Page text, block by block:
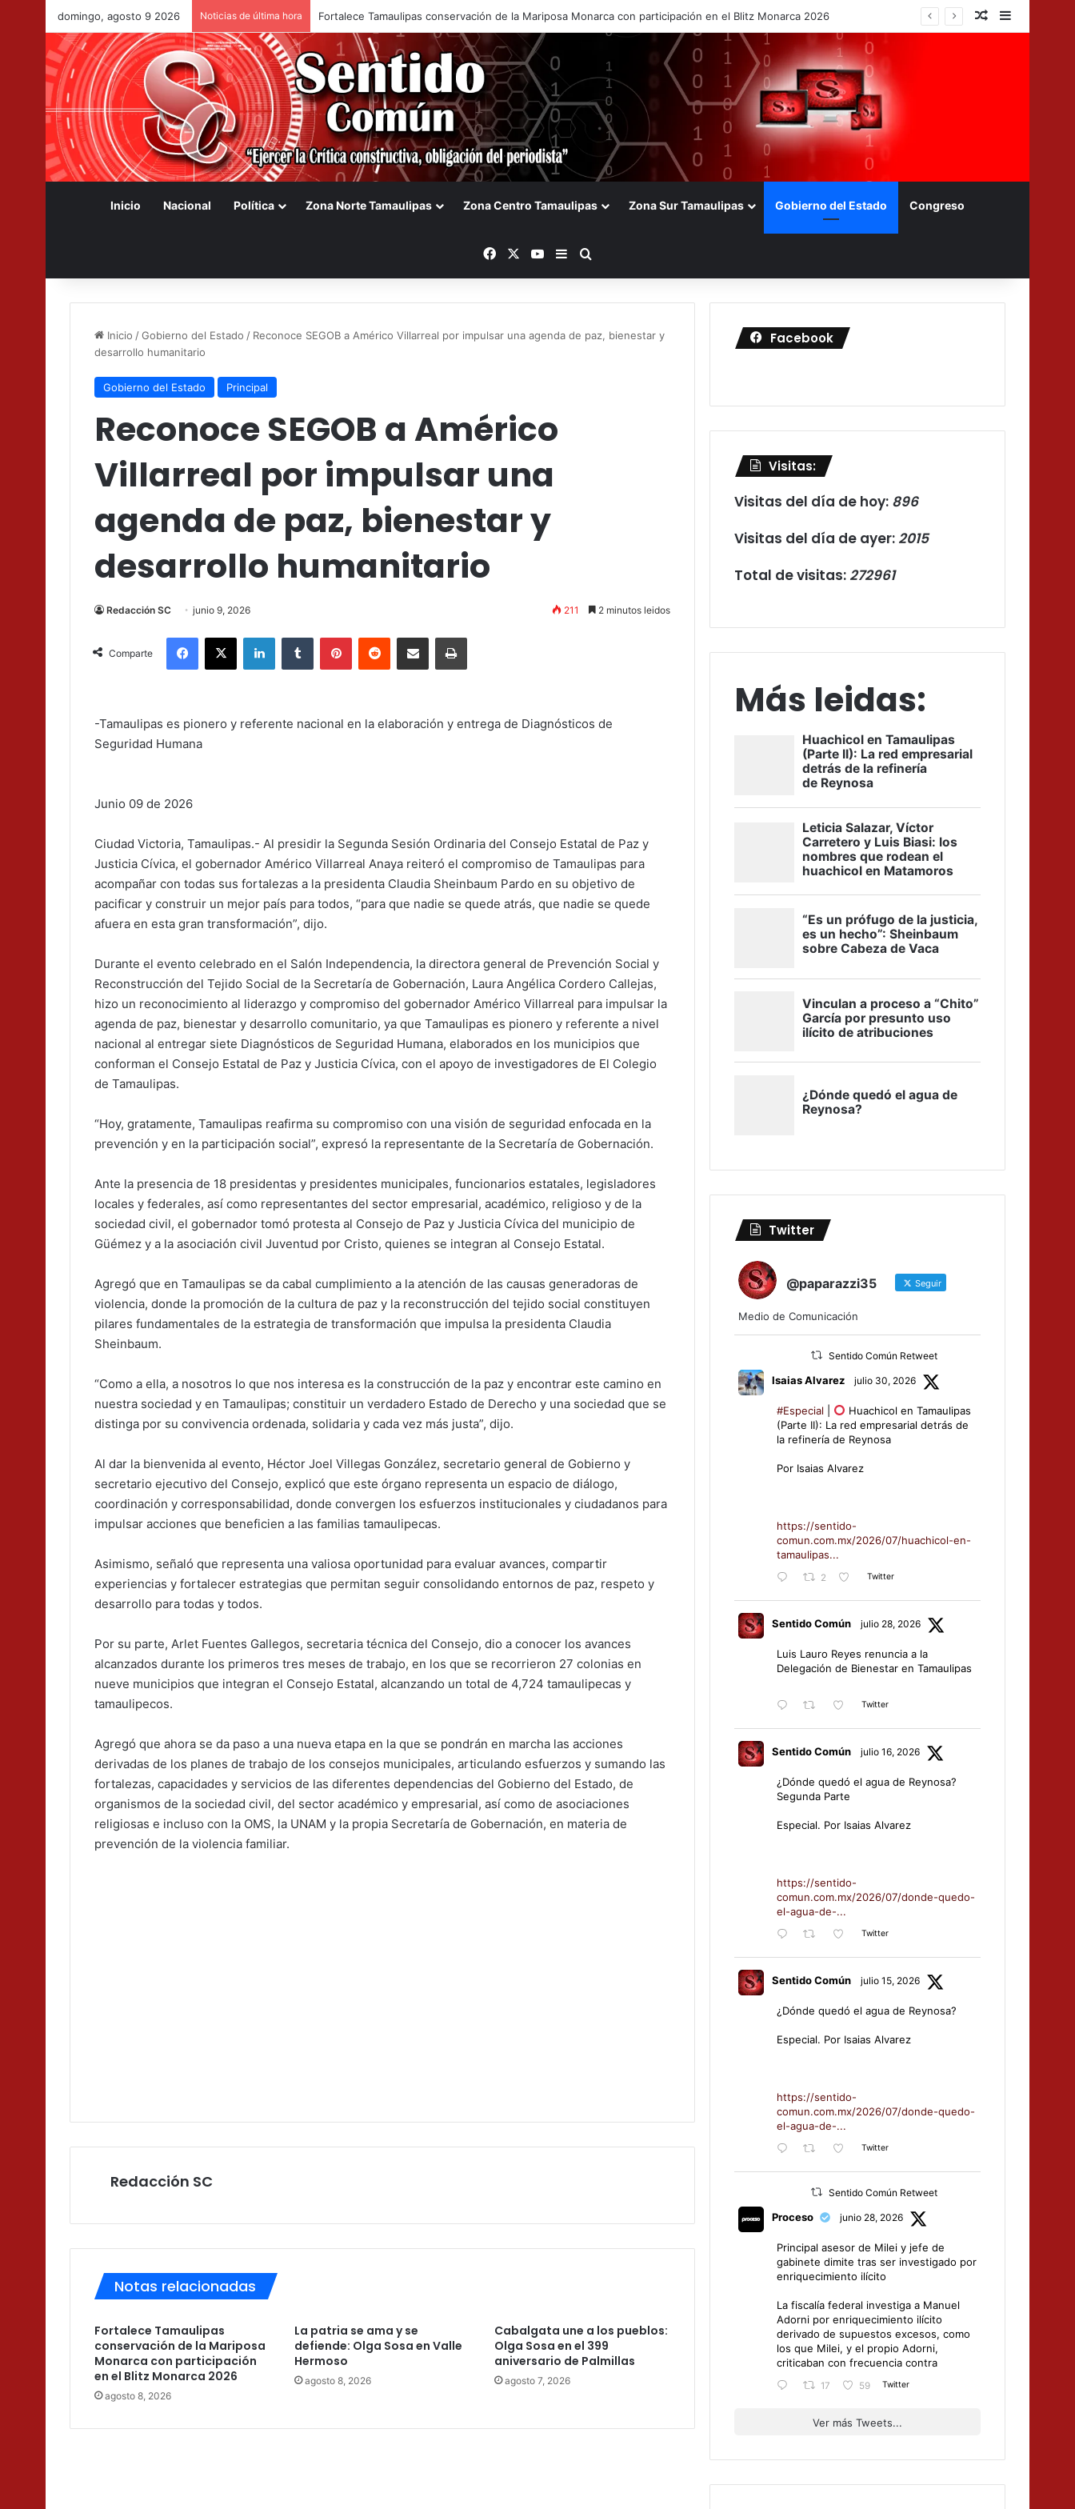
domingo, agosto 9 2026 Noticias de última hora Mantienen acciones para el Renacimiento de Matamoros Nota aleatoria
Barra
Inicio Nacional Política Zona Norte Tamaulipas Zona Centro Tamaulipas Zona Sur Tamaulipas Gobierno del Estado Congreso
FacebookYouTubeBarra lateral
Inicio /Gobierno del Estado / Reconoce SEGOB a Américo Villarreal por impulsar una agenda de paz, bienestar y
desarrollo humanitario
Gobierno del Estado Principal
Reconoce SEGOB a Américo
Villarreal por impulsar una
agenda de paz, bienestar y
desarrollo humanitario
Redacción SC junio 9, 2026 211 2 minutos leidos
Comparte
Facebook
X LinkedInTumblr PinterestReddit Compartir vía email Imprimir
-Tamaulipas es pionero y referente nacional en la elaboración y entrega de Diagnósticos de
Seguridad Humana
Junio 09 de 2026
Ciudad Victoria, Tamaulipas.- Al presidir la Segunda Sesión Ordinaria del Consejo Estatal de Paz y
Justicia Cívica, el gobernador Américo Villarreal Anaya reiteró el compromiso de Tamaulipas para
acompañar con todas sus fortalezas a la presidenta Claudia Sheinbaum Pardo en su objetivo de
pacificar y construir un mejor país para todos, “para que nadie se quede atrás, que nadie se quede
afuera en esta gran transformación”, dijo.
Durante el evento celebrado en el Salón Independencia, la directora general de Prevención Social y
Reconstrucción del Tejido Social de la Secretaría de Gobernación, Laura Angélica Cordero Callejas,
hizo un reconocimiento al liderazgo y compromiso del gobernador Américo Villarreal para impulsar la
agenda de paz, bienestar y desarrollo comunitario, ya que Tamaulipas es pionero y referente a nivel
nacional al entregar siete Diagnósticos de Seguridad Humana, elaborados en los municipios que
conforman el Consejo Estatal de Paz y Justicia Cívica, con el apoyo de investigadores de El Colegio
de Tamaulipas.
“Hoy, gratamente, Tamaulipas reafirma su compromiso con una visión de seguridad enfocada en la
prevención y en la participación social”, expresó la representante de la Secretaría de Gobernación.
Ante la presencia de 18 presidentas y presidentes municipales, funcionarios estatales, legisladores
locales y federales, así como representantes del sector empresarial, académico, religioso y de la
sociedad civil, el gobernador tomó protesta al Consejo de Paz y Justicia Cívica del municipio de
Güémez y a la asociación civil Juventud por Cristo, quienes se integran al Consejo Estatal.
Agregó que en Tamaulipas se da cabal cumplimiento a la atención de las causas generadoras de
violencia, donde la promoción de la cultura de paz y la reconstrucción del tejido social constituyen
pilares fundamentales de la estrategia de transformación que impulsa la presidenta Claudia
Sheinbaum.
“Como a ella, a nosotros lo que nos interesa es la construcción de la paz y encontrar este camino en
nuestra sociedad y en Tamaulipas; constituir un verdadero Estado de Derecho y una sociedad que se
distinga por su convivencia ordenada, solidaria y cada vez más justa”, dijo.
Al dar la bienvenida al evento, Héctor Joel Villegas González, secretario general de Gobierno y
secretario ejecutivo del Consejo, explicó que este órgano representa un espacio de diálogo,
coordinación y corresponsabilidad, donde convergen los esfuerzos institucionales y ciudadanos para
impulsar acciones que beneficien a las familias tamaulipecas.
Asimismo, señaló que representa una valiosa oportunidad para evaluar avances, compartir
experiencias y fortalecer estrategias que permitan seguir consolidando entornos de paz, respeto y
desarrollo para todas y todos.
Por su parte, Arlet Fuentes Gallegos, secretaria técnica del Consejo, dio a conocer los avances
alcanzados durante los primeros tres meses de trabajo, en los que se recorrieron 27 colonias en
nueve municipios que integran el Consejo Estatal, alcanzando un total de 4,724 tamaulipecas y
tamaulipecos.
Agregó que ahora se da paso a una nueva etapa en la que se pondrán en marcha las acciones
derivadas de los planes de trabajo de los consejos municipales, articulando esfuerzos y sumando las
fortalezas, capacidades y servicios de las diferentes dependencias del Gobierno del Estado, de
organismos de la sociedad civil, del sector académico y empresarial, así como de asociaciones
religiosas e incluso con la OMS, la UNAM y la propia Secretaría de Gobernación, en materia de
prevención de la violencia familiar.
Redacción SC
Notas relacionadas
Fortalece Tamaulipas
conservación de la Mariposa
Monarca con participación
en el Blitz Monarca 2026
agosto 8, 2026
La patria se ama y se
defiende: Olga Sosa en Valle
Hermoso
agosto 8, 2026
Cabalgata une a los pueblos:
Olga Sosa en el 399
aniversario de Palmillas
agosto 7, 2026
Facebook
Visitas:
Visitas del día de hoy: 896
Visitas del día de ayer: 2015
Total de visitas: 272961
Más leidas:
Twitter
@paparazzi35 Seguir
Medio de Comunicación
Sentido Común Retweet
Isaias Alvarez julio 30, 2026
#Especial
Huachicol en Tamaulipas
(Parte II): La red empresarial detrás de
la refinería de Reynosa
Por Isaias Alvarez
https://sentido-
comun.com.mx/2026/07/huachicol-en-
tamaulipas...
2 Twitter
Sentido Común julio 28, 2026
Luis Lauro Reyes renuncia a la
Delegación de Bienestar en Tamaulipas
Twitter
Sentido Común julio 16, 2026
¿Dónde quedó el agua de Reynosa?
Segunda Parte
Especial. Por Isaias Alvarez
https://sentido-
comun.com.mx/2026/07/donde-quedo-
el-agua-de-...
Twitter
Sentido Común julio 15, 2026
¿Dónde quedó el agua de Reynosa?
Especial. Por Isaias Alvarez
https://sentido-
comun.com.mx/2026/07/donde-quedo-
el-agua-de-...
Twitter
Sentido Común Retweet
Proceso junio 28, 2026
Principal asesor de Milei y jefe de
gabinete dimite tras ser investigado por
enriquecimiento ilícito
La fiscalía federal investiga a Manuel
Adorni por enriquecimiento ilícito
derivado de supuestos excesos, como
los que Milei, y el propio Adorni,
criticaban con frecuencia contra
17 59 Twitter
Ver más Tweets...